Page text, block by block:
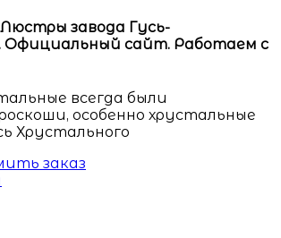
завода Гусь-
Официальный сайт. Работаем с
всегда были
особенно хрустальные
Хрустального
заказ